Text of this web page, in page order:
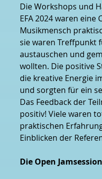
Die Workshops und
EFA 2024 waren
Musikmensch
sie waren Treffpunkt
austauschen und
wollten. Die positive
die kreative Energie
und sorgten für ein
Das Feedback der
positiv! Viele waren
praktischen
Einblicken der
Die Open Jamsession